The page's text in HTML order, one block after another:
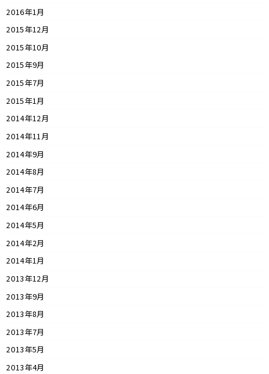
2016年1月
2015年12月
2015年10月
2015年9月
2015年7月
2015年1月
2014年12月
2014年11月
2014年9月
2014年8月
2014年7月
2014年6月
2014年5月
2014年2月
2014年1月
2013年12月
2013年9月
2013年8月
2013年7月
2013年5月
2013年4月